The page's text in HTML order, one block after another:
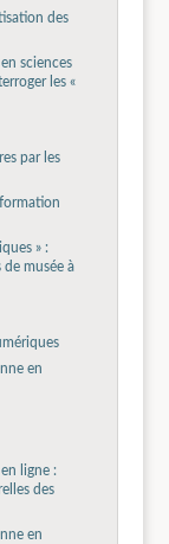
des
sciences
les «
par les
» :
musée à
en
ligne :
des
en